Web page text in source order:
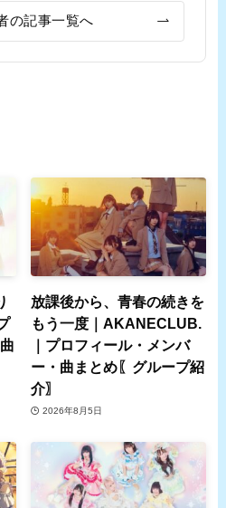
の記事一覧へ
放課後から、青春の続きを
もう一度｜AKANECLUB.
｜プロフィール・メンバ
ー・曲まとめ〖グループ紹
介〗
2026年8月5日